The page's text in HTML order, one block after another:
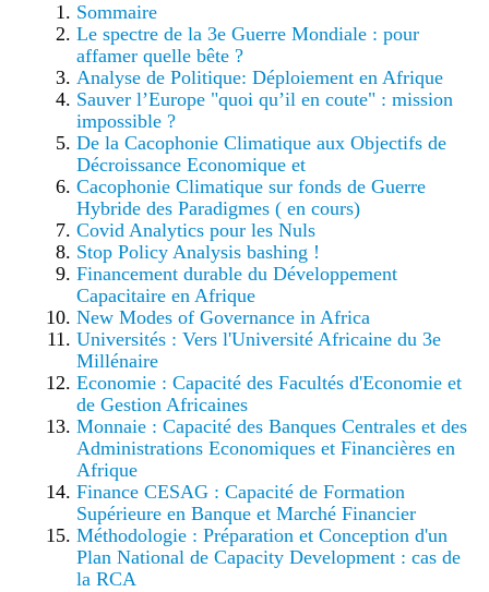
Sommaire
Le spectre de la 3e Guerre Mondiale : pour
affamer quelle bête ?
Analyse de Politique: Déploiement en Afrique
Sauver l’Europe "quoi qu’il en coute" : mission
impossible ?
De la Cacophonie Climatique aux Objectifs de
Décroissance Economique et
Cacophonie Climatique sur fonds de Guerre
Hybride des Paradigmes ( en cours)
Covid Analytics pour les Nuls
Stop Policy Analysis bashing !
Financement durable du Développement
Capacitaire en Afrique
New Modes of Governance in Africa
Universités : Vers l'Université Africaine du 3e
Millénaire
Economie : Capacité des Facultés d'Economie et
de Gestion Africaines
Monnaie : Capacité des Banques Centrales et des
Administrations Economiques et Financières en
Afrique
Finance CESAG : Capacité de Formation
Supérieure en Banque et Marché Financier
Méthodologie : Préparation et Conception d'un
Plan National de Capacity Development : cas de
la RCA